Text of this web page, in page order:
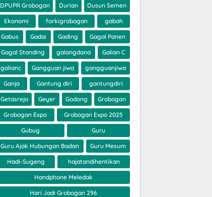
DPUPR Grobogan Durian Dusun Semen
Ekonomi forkigrobogan gabah
Gabus Gadai Gading Gagal Panen
Gagal Standing galangdana Galian C
galianc Gangguan jiwa gangguanjiwa
Ganja Gantung diri gantungdiri
Getasrejo Geyer Godong Grobogan
Grobogan Expo Grobogan Expo 2025
Gubug Guru
Guru Ajak Hubungan Badan Guru Mesum
Hadi-Sugeng hajatandihentikan
Handphone Meledak
Hari Jadi Grobogan 296